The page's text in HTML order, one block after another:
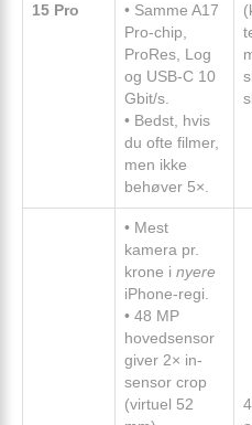
15 Pro
• Samme A17
Pro-chip,
ProRes, Log
og USB-C 10
Gbit/s.
• Bedst, hvis
du ofte filmer,
men ikke
behøver 5×.
• Mest
kamera pr.
krone i nyere
iPhone-regi.
• 48 MP
hovedsensor
giver 2× in-
sensor crop
(virtuel 52